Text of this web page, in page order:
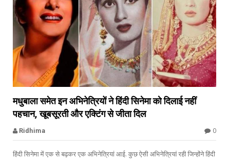

मधुबाला समेत इन अभिनेत्रियों ने हिंदी सिनेमा को दिलाई नहीं
पहचान, खूबसूरती और एक्टिंग से जीता दिल
Ridhima 0
हिंदी सिनेमा में एक से बढ़कर एक अभिनेत्रियां आई. कुछ ऐसी अभिनेत्रियां रही जिन्होंने हिंदी
Madhubala